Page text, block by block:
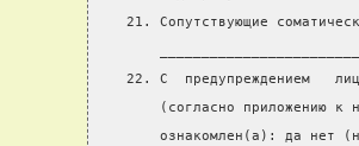
21. Сопутствующие
22. С  предупреждением
(согласно приложению к
ознакомлен(а): да нет